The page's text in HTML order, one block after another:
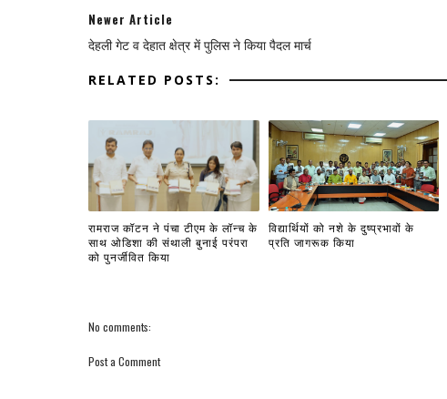
Newer Article
देहली गेट व देहात क्षेत्र में पुलिस ने किया पैदल मार्च
RELATED POSTS:
रामराज कॉटन ने पंचा टीएम के लॉन्च के
साथ ओडिशा की संथाली बुनाई परंपरा
को पुनर्जीवित किया
विद्यार्थियों को नशे के दुष्प्रभावों के
प्रति जागरूक किया
No comments:
Post a Comment